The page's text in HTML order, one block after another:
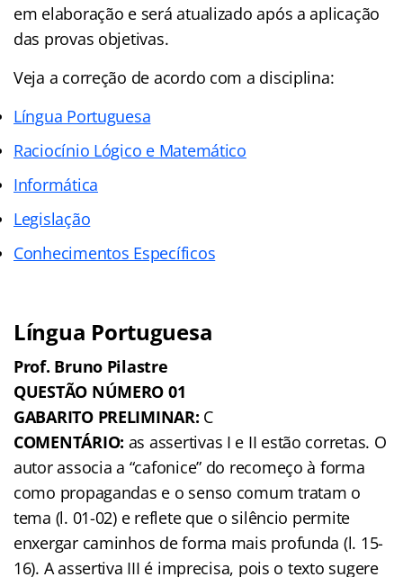
em elaboração e será atualizado após a aplicação
das provas objetivas.
Veja a correção de acordo com a disciplina:
Língua Portuguesa
Raciocínio Lógico e Matemático
Informática
Legislação
Conhecimentos Específicos
Língua Portuguesa
Prof. Bruno Pilastre
QUESTÃO NÚMERO 01
GABARITO PRELIMINAR: C
COMENTÁRIO: as assertivas I e II estão corretas. O
autor associa a “cafonice” do recomeço à forma
como propagandas e o senso comum tratam o
tema (l. 01-02) e reflete que o silêncio permite
enxergar caminhos de forma mais profunda (l. 15-
16). A assertiva III é imprecisa, pois o texto sugere